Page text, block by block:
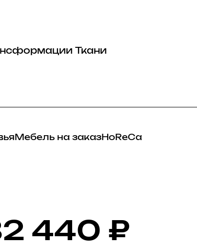
Ткани
Мебель на заказHoReCa
440 ₽